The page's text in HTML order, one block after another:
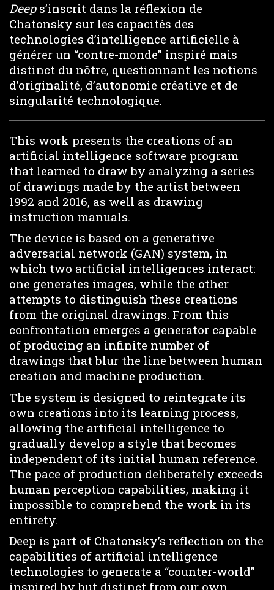
Deeps’inscrit dans la réflexion de
Chatonsky sur les capacités des
technologies d’intelligence artificielle à
générer un “contre-monde” inspiré mais
distinct du nôtre, questionnant les notions
d’originalité, d’autonomie créative et de
singularité technologique.
This work presents the creations of an
artificial intelligence software program
that learned to draw by analyzing a series
of drawings made by the artist between
1992 and 2016, as well as drawing
instruction manuals.
The device is based on a generative
adversarial network (GAN) system, in
which two artificial intelligences interact:
one generates images, while the other
attempts to distinguish these creations
from the original drawings. From this
confrontation emerges a generator capable
of producing an infinite number of
drawings that blur the line between human
creation and machine production.
The system is designed to reintegrate its
own creations into its learning process,
allowing the artificial intelligence to
gradually develop a style that becomes
independent of its initial human reference.
The pace of production deliberately exceeds
human perception capabilities, making it
impossible to comprehend the work in its
entirety.
Deep is part of Chatonsky’s reflection on the
capabilities of artificial intelligence
technologies to generate a “counter-world”
inspired by but distinct from our own,